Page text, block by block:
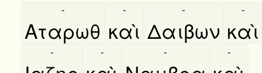
Αταρωθ
-
καὶ
-
Δαιβων
-
καὶ
-
- - - -